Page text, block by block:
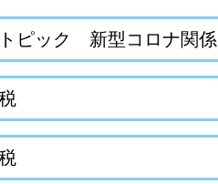
ピック 新型コロナ関係